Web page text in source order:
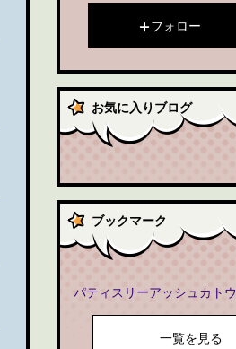
フォロー
お気に入りブログ
ブックマーク
パティスリーアッシュカトウ
一覧を見る